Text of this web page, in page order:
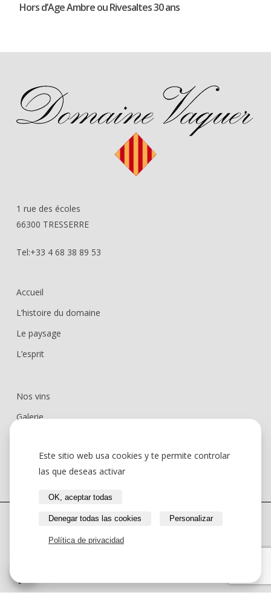
Hors d’Age Ambre ou Rivesaltes 30 ans
1 rue des écoles
66300 TRESSERRE
Tel:+33 4 68 38 89 53
Accueil
L’histoire du domaine
Le paysage
L’esprit
Nos vins
Galerie
Contact
L'abus d'alcool est dangereux pour la santé, à consommer
avec modération.
Este sitio web usa cookies y te permite controlar
las que deseas activar
OK, aceptar todas
Denegar todas las cookies Personalizar
Política de privacidad